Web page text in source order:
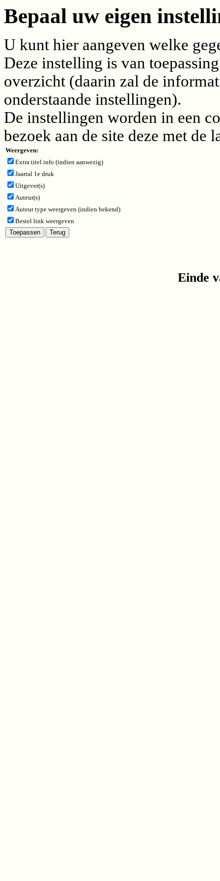
Bepaal uw eigen
U kunt hier aangeven welke
Deze instelling is van
overzicht (daarin zal de
onderstaande instellingen).
De instellingen worden in een
bezoek aan de site deze met de
Weergeven:
Extra titel info (indien aanwezig)
Jaartal 1e druk
Uitgever(s)
Auteur(s)
Auteur type weergeven (indien bekend)
Bestel link weergeven
Einde